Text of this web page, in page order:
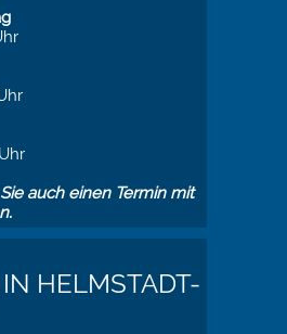
auch einen Termin mit
HELMSTADT-